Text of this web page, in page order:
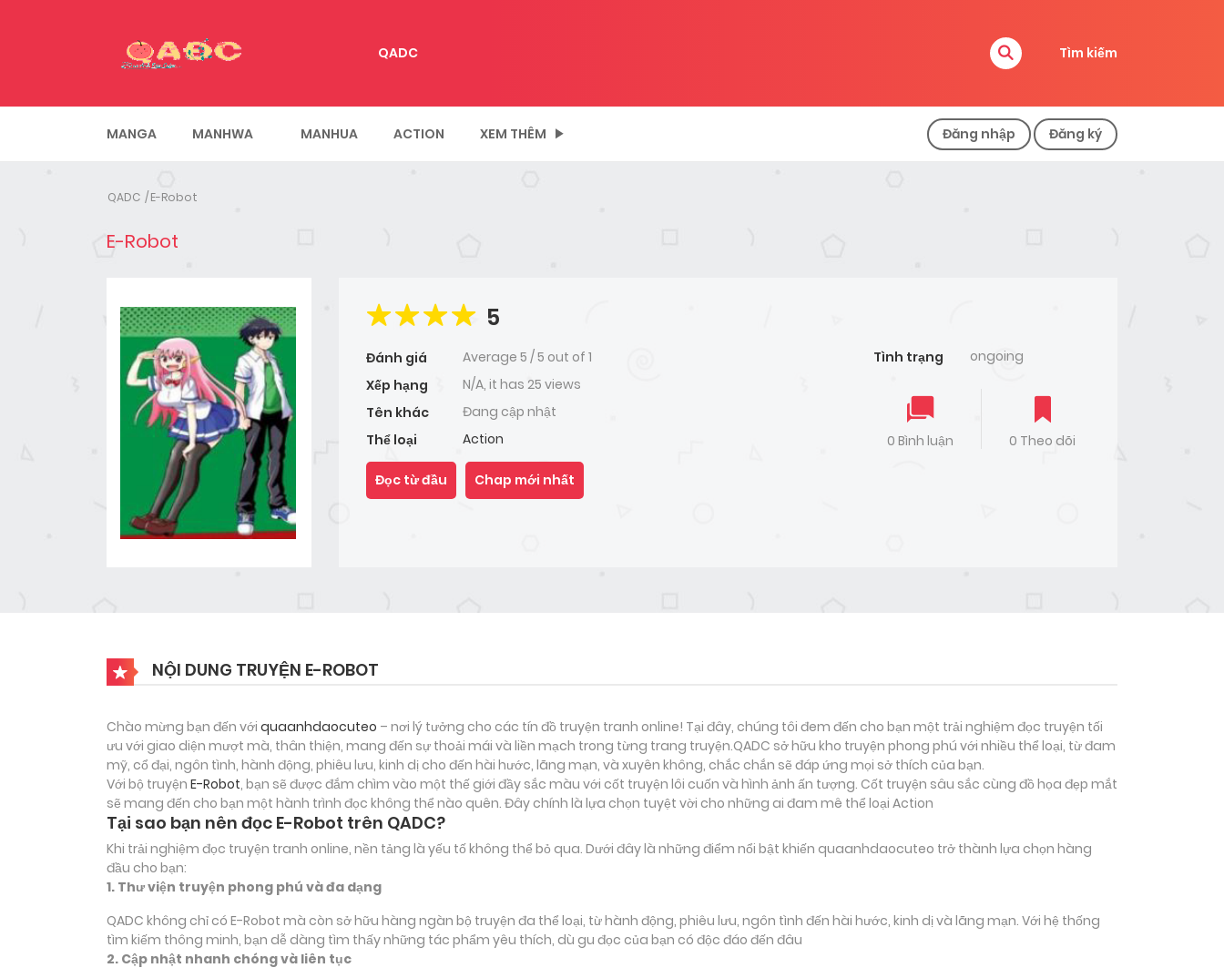
QADC Tìm kiếm
MANGA MANHWA MANHUA ACTION XEM THÊM Đăng nhập Đăng ký
QADC E-Robot
E-Robot
5
Đánh giá Average 5 /5 out of 1
Xếp hạng
N/A, it has 25 views
Tên khác
Đang cập nhật
Thể loại
Action
Tình trạng ongoing
0 Bình luận 0 Theo dõi
Đọc từ đầu Chap mới nhất
NỘI DUNG TRUYỆN E-ROBOT
Chào mừng bạn đến với quaanhdaocuteo – nơi lý tưởng cho các tín đồ truyện tranh online! Tại đây, chúng tôi đem đến cho bạn một trải nghiệm đọc truyện tối
ưu với giao diện mượt mà, thân thiện, mang đến sự thoải mái và liền mạch trong từng trang truyện.QADC sở hữu kho truyện phong phú với nhiều thể loại, từ đam
mỹ, cổ đại, ngôn tình, hành động, phiêu lưu, kinh dị cho đến hài hước, lãng mạn, và xuyên không, chắc chắn sẽ đáp ứng mọi sở thích của bạn.
Với bộ truyện E-Robot, bạn sẽ được đắm chìm vào một thế giới đầy sắc màu với cốt truyện lôi cuốn và hình ảnh ấn tượng. Cốt truyện sâu sắc cùng đồ họa đẹp mắt
sẽ mang đến cho bạn một hành trình đọc không thể nào quên. Đây chính là lựa chọn tuyệt vời cho những ai đam mê thể loại Action
Tại sao bạn nên đọc E-Robot trên QADC?
Khi trải nghiệm đọc truyện tranh online, nền tảng là yếu tố không thể bỏ qua. Dưới đây là những điểm nổi bật khiến quaanhdaocuteo trở thành lựa chọn hàng
đầu cho bạn:
1. Thư viện truyện phong phú và đa dạng
QADC không chỉ có E-Robot mà còn sở hữu hàng ngàn bộ truyện đa thể loại, từ hành động, phiêu lưu, ngôn tình đến hài hước, kinh dị và lãng mạn. Với hệ thống
tìm kiếm thông minh, bạn dễ dàng tìm thấy những tác phẩm yêu thích, dù gu đọc của bạn có độc đáo đến đâu
2. Cập nhật nhanh chóng và liên tục